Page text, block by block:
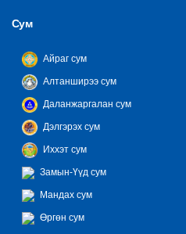
Сум
Айраг сум
Алтанширээ сум
Даланжаргалан сум
Дэлгэрэх сум
Иххэт сум
Замын-Үүд сум
Мандах сум
Өргөн сум